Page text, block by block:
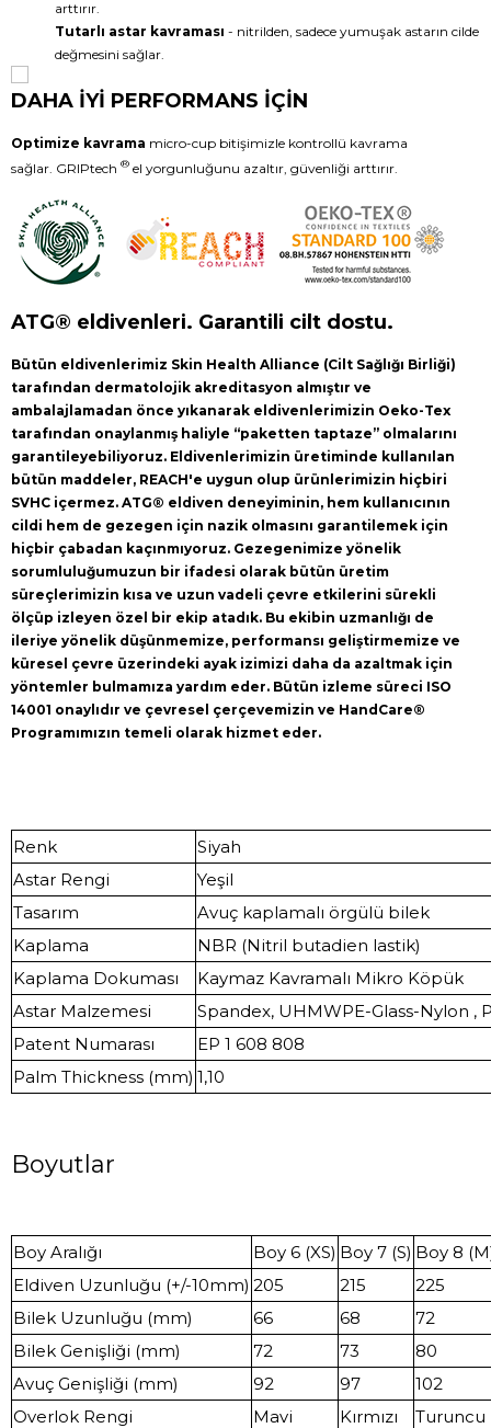
arttırır.
Tutarlı astar kavraması - nitrilden, sadece yumuşak astarın cilde
değmesini sağlar.
DAHA İYİ PERFORMANS İÇİN
Optimize kavrama micro-cup bitişimizle kontrollü kavrama
sağlar. GRIPtech ® el yorgunluğunu azaltır, güvenliği arttırır.
ATG® eldivenleri. Garantili cilt dostu.
Bütün eldivenlerimiz Skin Health Alliance (Cilt Sağlığı Birliği)
tarafından dermatolojik akreditasyon almıştır ve
ambalajlamadan önce yıkanarak eldivenlerimizin Oeko-Tex
tarafından onaylanmış haliyle “paketten taptaze” olmalarını
garantileyebiliyoruz. Eldivenlerimizin üretiminde kullanılan
bütün maddeler, REACH'e uygun olup ürünlerimizin hiçbiri
SVHC içermez. ATG® eldiven deneyiminin, hem kullanıcının
cildi hem de gezegen için nazik olmasını garantilemek için
hiçbir çabadan kaçınmıyoruz. Gezegenimize yönelik
sorumluluğumuzun bir ifadesi olarak bütün üretim
süreçlerimizin kısa ve uzun vadeli çevre etkilerini sürekli
ölçüp izleyen özel bir ekip atadık. Bu ekibin uzmanlığı de
ileriye yönelik düşünmemize, performansı geliştirmemize ve
küresel çevre üzerindeki ayak izimizi daha da azaltmak için
yöntemler bulmamıza yardım eder. Bütün izleme süreci ISO
14001 onaylıdır ve çevresel çerçevemizin ve HandCare®
Programımızın temeli olarak hizmet eder.
Renk
Siyah
Astar Rengi
Yeşil
Tasarım
Avuç kaplamalı örgülü bilek
Kaplama
NBR (Nitril butadien lastik)
Kaplama Dokuması
Kaymaz Kavramalı Mikro Köpük
Astar Malzemesi
Spandex, UHMWPE-Glass-Nylon ,
Patent Numarası
EP 1 608 808
Palm Thickness (mm) 1,10
Boyutlar
Boy Aralığı Boy 6 (XS) Boy 7 (S) Boy 8
Eldiven Uzunluğu (+/-10mm) 205 215
225
Bilek Uzunluğu (mm)
66 68
72
Bilek Genişliği (mm)
72 73
80
Avuç Genişliği (mm)
92 97
102
Overlok Rengi
Mavi Kırmızı Turuncu